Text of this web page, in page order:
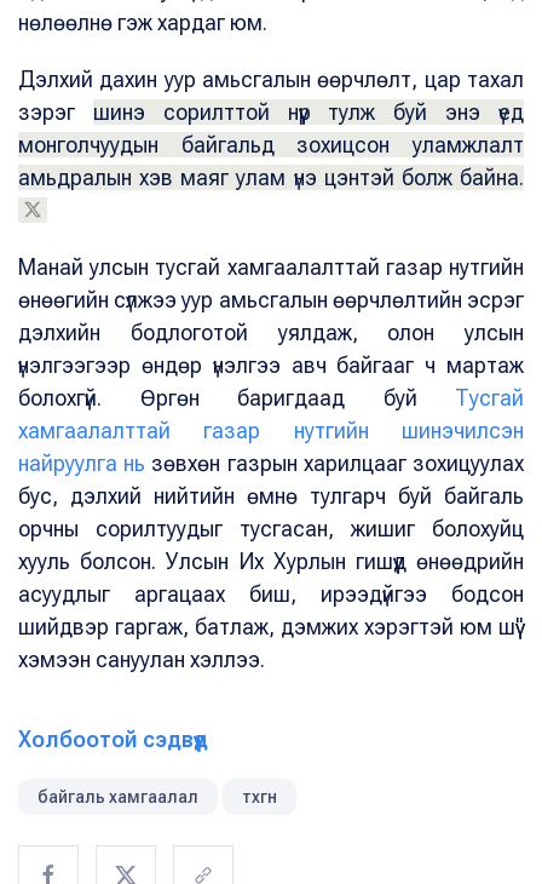
нөлөөлнө гэж хардаг юм.
Дэлхий дахин уур амьсгалын өөрчлөлт, цар тахал
зэрэг шинэ сорилттой нүүр тулж буй энэ үед
монголчуудын байгальд зохицсон уламжлалт
амьдралын хэв маяг улам үнэ цэнтэй болж байна.
Манай улсын тусгай хамгаалалттай газар нутгийн
өнөөгийн сүлжээ уур амьсгалын өөрчлөлтийн эсрэг
дэлхийн бодлоготой уялдаж, олон улсын
үнэлгээгээр өндөр үнэлгээ авч байгааг ч мартаж
болохгүй. Өргөн баригдаад буй Тусгай
хамгаалалттай газар нутгийн шинэчилсэн
найруулга нь зөвхөн газрын харилцааг зохицуулах
бус, дэлхий нийтийн өмнө тулгарч буй байгаль
орчны сорилтуудыг тусгасан, жишиг болохуйц
хууль болсон. Улсын Их Хурлын гишүүд өнөөдрийн
асуудлыг аргацаах биш, ирээдүйгээ бодсон
шийдвэр гаргаж, батлаж, дэмжих хэрэгтэй юм шүү"
хэмээн сануулан хэллээ.
Холбоотой сэдвүүд
байгаль хамгаалал тхгн